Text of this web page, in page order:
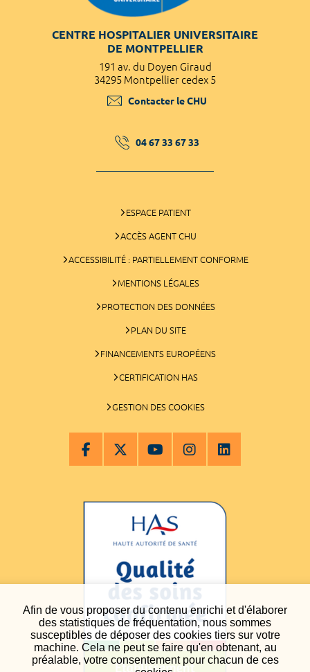
Afin de vous proposer du contenu enrichi et d'élaborer
des statistiques de fréquentation, nous sommes
susceptibles de déposer des cookies tiers sur votre
machine. Cela ne peut se faire qu'en obtenant, au
préalable, votre consentement pour chacun de ces
CENTRE HOSPITALIER UNIVERSITAIRE
DE MONTPELLIER
191 av. du Doyen Giraud
34295 Montpellier cedex 5
Contacter le CHU
04 67 33 67 33
ESPACE PATIENT
ACCÈS AGENT CHU
ACCESSIBILITÉ : PARTIELLEMENT CONFORME
MENTIONS LÉGALES
PROTECTION DES DONNÉES
PLAN DU SITE
FINANCEMENTS EUROPÉENS
CERTIFICATION HAS
GESTION DES COOKIES